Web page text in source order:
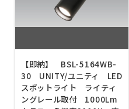
【即納】 BSL-5164WB-
30 UNITY/ユニティ LED
スポットライト ライティ
ングレール取付 1000Lm